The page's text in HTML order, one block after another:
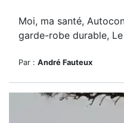
Moi, ma santé,
garde-robe durable,
Par : André Fauteux